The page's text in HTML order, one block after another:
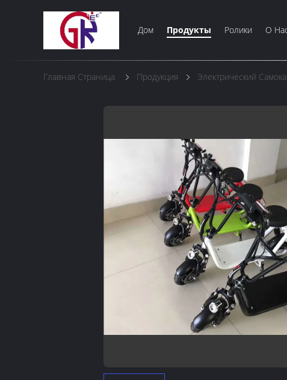
Дом Продукты Ролики О
Главная Страница Продукция Электрический